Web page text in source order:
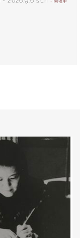
- 開催中